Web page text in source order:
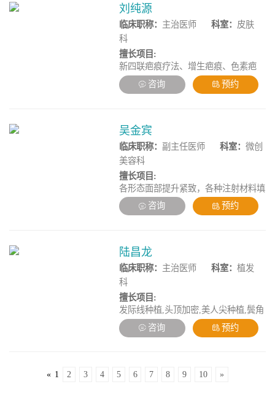
小儿脑瘫、顽固性皮肤病、久不愈合溃
疡、心脑血管病、中风后遗症、糖尿
病、痛风及痛风结石、慢性咳嗽、慢性
胃炎、慢性肠炎、肾病综合征、精神分
裂症、帕金森氏症、抑郁症、肥胖症等
疾病，擅长通过中药内服调理及针灸埋
线治疗小针刀治疗各疾病，具有丰富的
临床经验。
刘纯源
临床职称： 主治医师 科室： 皮肤
科
擅长项目:
新四联疤痕疗法、增生疤痕、色素疤
痕、妊娠纹修复、凹陷疤痕及痘坑痘印
修复、手术疤痕修复。
咨询 预约
吴金宾
临床职称： 副主任医师 科室：微创
美容科
擅长项目:
各形态面部提升紧致，各种注射材料填
充塑形，面部精细化脂肪移植雕塑多术
式注射联合光电及线性提拉高定面部年
咨询 预约
陆昌龙
临床职称： 主治医师 科室：植发
科
擅长项目:
发际线种植,头顶加密,美人尖种植,鬓角
种植,胡须种植,私密种植,疤痕种植,植
发修复
咨询 预约
« 1 2 3 4 5 6 7 8 9 10 »